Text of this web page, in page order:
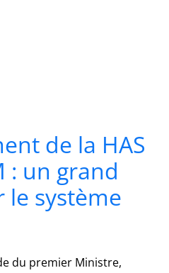
de la HAS
: un grand
système
du premier Ministre,